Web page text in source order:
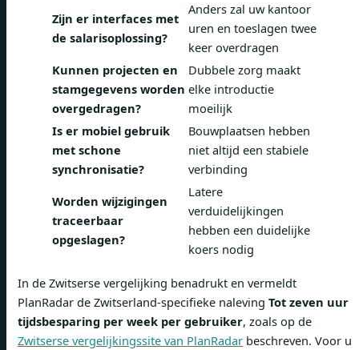
Zijn er interfaces met
de salarisoplossing?
Anders zal uw kantoor
uren en toeslagen twee
keer overdragen
Kunnen projecten en
stamgegevens worden
overgedragen?
Dubbele zorg maakt
elke introductie
moeilijk
Is er mobiel gebruik
met schone
synchronisatie?
Bouwplaatsen hebben
niet altijd een stabiele
verbinding
Worden wijzigingen
traceerbaar
opgeslagen?
Latere
verduidelijkingen
hebben een duidelijke
koers nodig
In de Zwitserse vergelijking benadrukt en vermeldt
PlanRadar de Zwitserland-specifieke naleving Tot zeven uur
tijdsbesparing per week per gebruiker, zoals op de
Zwitserse vergelijkingssite van PlanRadar beschreven. Voor u